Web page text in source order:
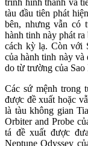
tàu đầu tiên phát
bên, nhưng vẫn có
hành tinh này phát
cách kỳ lạ. Còn với
của hành tinh này
do từ trường của
Các sứ mệnh trong
được đề xuất hoặc
là tàu không gian
Orbiter and Probe
tá đề xuất được
Neptune Odyssey